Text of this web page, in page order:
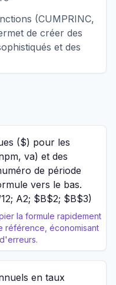
(CUMPRINC,
de créer des
et des
($) pour les
va) et des
de période
vers le bas.
A2; $B$2; $B$3)
la formule rapidement
référence, économisant
en taux